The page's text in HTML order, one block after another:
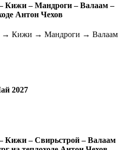
Кижи – Мандроги – Валаам –
Антон Чехов
→ Кижи → Мандроги → Валаам
2027
Кижи – Свирьстрой – Валаам